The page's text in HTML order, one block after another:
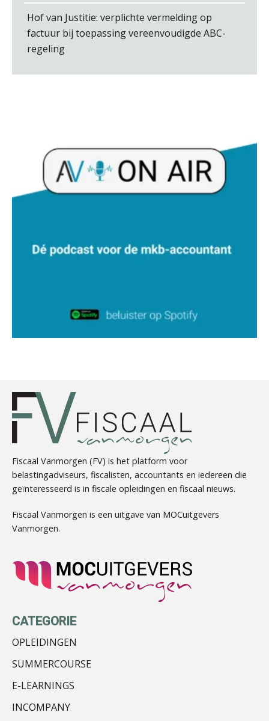
Debby Kettler
Jasper van den Bergen
Kees Beishuizen
Olga Jansen
Hof van Justitie: verplichte vermelding op
factuur bij toepassing vereenvoudigde ABC-
regeling
Fiscaal Vanmorgen (FV) is het platform voor
belastingadviseurs, fiscalisten, accountants en iedereen die
geïnteresseerd is in fiscale opleidingen en fiscaal nieuws.
Fiscaal Vanmorgen is een uitgave van MOCuitgevers
Vanmorgen.
CATEGORIE
OPLEIDINGEN
SUMMERCOURSE
E-LEARNINGS
INCOMPANY